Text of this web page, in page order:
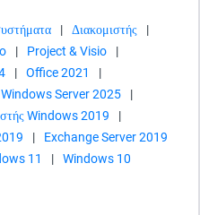
| Διακομιστής
|
| Project & Visio
|
| Office 2021
|
Windows Server 2025
|
Windows 2019
|
|
Exchange Server 2019
11 | Windows 10